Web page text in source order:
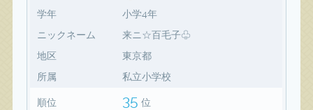
学年
小学4年
ニックネーム
来ニ☆百毛子♧
地区
東京都
所属
私立小学校
順位 35 位